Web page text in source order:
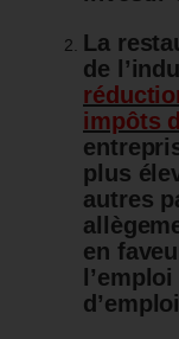
La
de
impôts
plus
autres
en